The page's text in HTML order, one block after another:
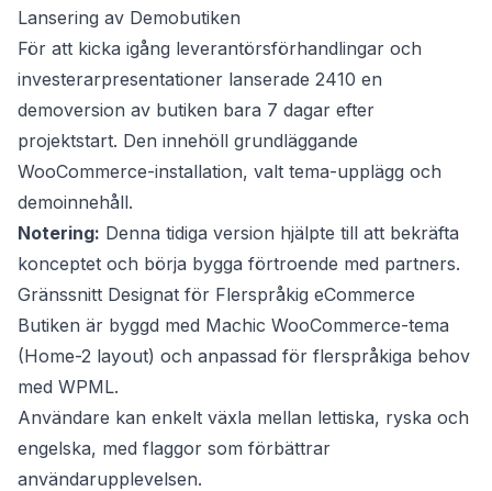
Lansering av Demobutiken
För att kicka igång leverantörsförhandlingar och
investerarpresentationer lanserade 2410 en
demoversion av butiken bara 7 dagar efter
projektstart. Den innehöll grundläggande
WooCommerce-installation, valt tema-upplägg och
demoinnehåll.
Notering: Denna tidiga version hjälpte till att bekräfta
konceptet och börja bygga förtroende med partners.
Gränssnitt Designat för Flerspråkig eCommerce
Butiken är byggd med Machic WooCommerce-tema
(Home-2 layout) och anpassad för flerspråkiga behov
med WPML.
Användare kan enkelt växla mellan lettiska, ryska och
engelska, med flaggor som förbättrar
användarupplevelsen.